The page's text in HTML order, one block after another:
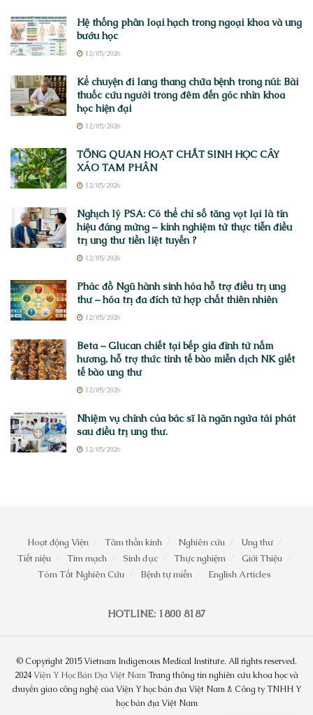
Hệ thống phân loại hạch trong ngoại khoa và ung
bướu học
12/05/2026
Kể chuyện đi lang thang chữa bệnh trong núi: Bài
thuốc cứu người trong đêm đến góc nhìn khoa
học hiện đại
12/05/2026
TỔNG QUAN HOẠT CHẤT SINH HỌC CÂY
XÁO TAM PHÂN
12/05/2026
Nghịch lý PSA: Có thể chỉ số tăng vọt lại là tín
hiệu đáng mừng – kinh nghiệm từ thực tiễn điều
trị ung thư tiền liệt tuyến ?
12/05/2026
Phác đồ Ngũ hành sinh hóa hỗ trợ điều trị ung
thư – hóa trị đa đích từ hợp chất thiên nhiên
12/05/2026
Beta – Glucan chiết tại bếp gia đình từ nấm
hương, hỗ trợ thức tỉnh tế bào miễn dịch NK giết
tế bào ung thư
12/05/2026
Nhiệm vụ chính của bác sĩ là ngăn ngừa tái phát
sau điều trị ung thư.
12/05/2026
Hoạt động Viện Tâm thần kinh Nghiên cứu
Ung thư
Tiết niệu
Tim mạch Sinh dục Thực nghiệm
Giới Thiệu
Tóm Tắt Nghiên Cứu
Bệnh tự miễn English Articles
HOTLINE: 1800 8187
© Copyright 2015 Vietnam Indigenous Medical Institute. All rights reserved.
2024Viện Y Học Bản Địa Việt NamTrang thông tin nghiên cứu khoa học và
chuyển giao công nghệ của Viện Y học bản địa Việt Nam & Công ty TNHH Y
học bản địa Việt Nam